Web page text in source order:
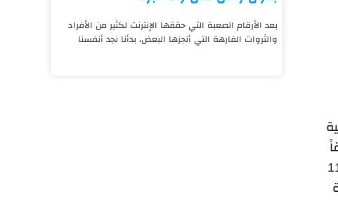
ستحقق السعودية 11.9
بعد الأرقام الصعبة التي حققها الإنترنت لكثير من الأفراد
والثروات الفارهة التي أنجزها البعض، بدأنا نجد أنفسنا